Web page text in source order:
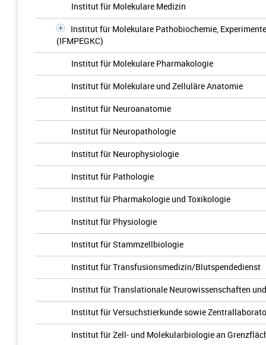
Institut für Molekulare Medizin
Institut für Molekulare Pathobiochemie,
(IFMPEGKC)
Institut für Molekulare Pharmakologie
Institut für Molekulare und Zelluläre Anatomie
Institut für Neuroanatomie
Institut für Neuropathologie
Institut für Neurophysiologie
Institut für Pathologie
Institut für Pharmakologie und Toxikologie
Institut für Physiologie
Institut für Stammzellbiologie
Institut für Transfusionsmedizin/Blutspendedienst
Institut für Translationale Neurowissenschaften
Institut für Versuchstierkunde sowie
Institut für Zell- und Molekularbiologie an